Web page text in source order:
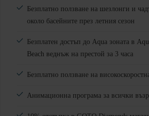
Безплатно ползване на шезлонги и
около басейните през летния сезон
Безплатен достъп до Aqua зоната в
Beach веднъж на престой за 3 часа
Безплатно ползване на
Анимационна програма за всички